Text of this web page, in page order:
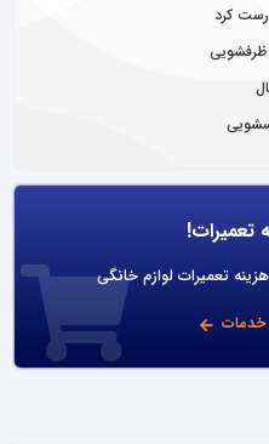
کرد
تعمیرات!
تعمیرات لوازم خانگی